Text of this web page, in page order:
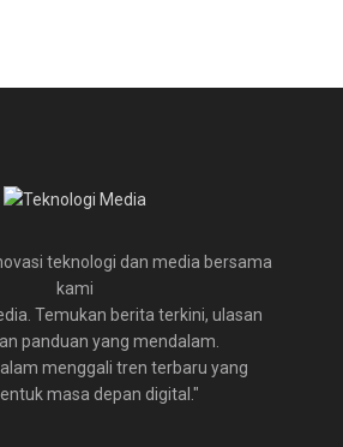
teknologi dan media bersama
kami
Temukan berita terkini, ulasan
panduan yang mendalam.
menggali tren terbaru yang
masa depan digital."